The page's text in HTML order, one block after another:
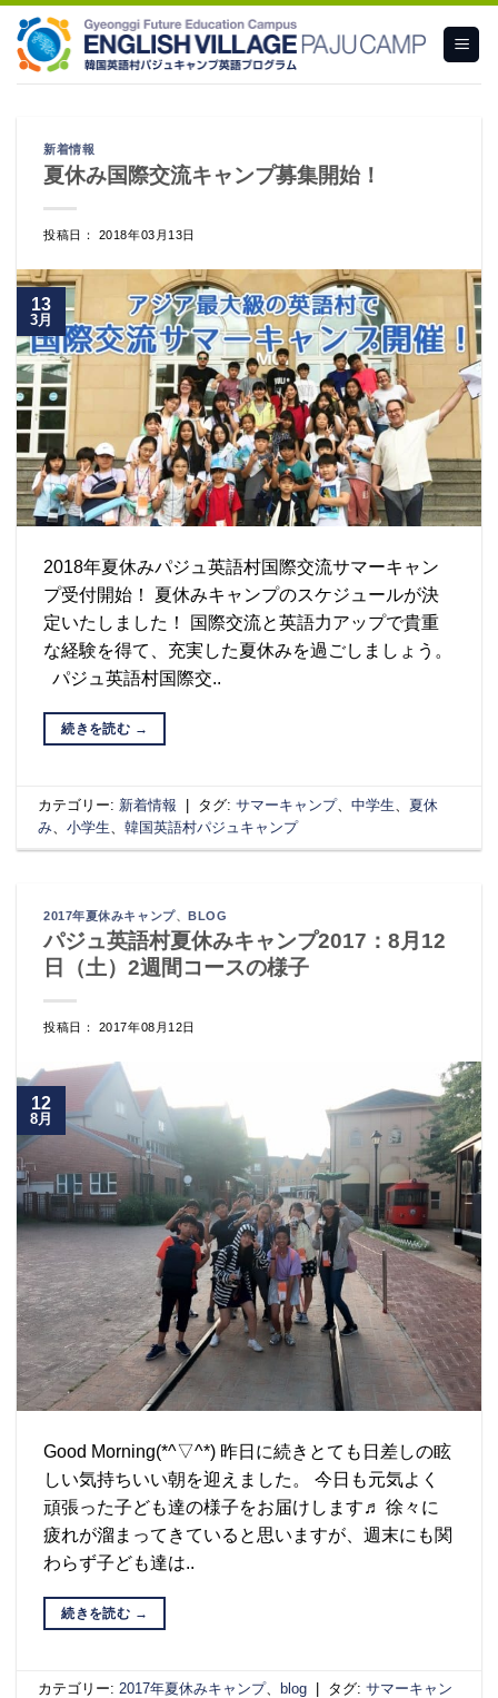
content
新着情報
夏休み国際交流キャンプ募集開始！
投稿日： 2018年03月13日
13
3月
2018年夏休みパジュ英語村国際交流サマーキャン
プ受付開始！ 夏休みキャンプのスケジュールが決
定いたしました！ 国際交流と英語力アップで貴重
な経験を得て、充実した夏休みを過ごしましょう。
パジュ英語村国際交..
続きを読む →
カテゴリー: 新着情報 タグ:サマーキャンプ、中学生
夏休
み 、小学生 、韓国英語村パジュキャンプ
2017年夏休みキャンプ、BLOG
パジュ英語村夏休みキャンプ2017：8月12
日（土）2週間コースの様子
投稿日： 2017年08月12日
12
8月
Good Morning(*^▽^*) 昨日に続きとても日差しの眩
しい気持ちいい朝を迎えました。 今日も元気よく
頑張った子ども達の様子をお届けします♬ 徐々に
疲れが溜まってきていると思いますが、週末にも関
わらず子ども達は..
続きを読む →
カテゴリー: 2017年夏休みキャンプ、 blog タグ:サマーキャン